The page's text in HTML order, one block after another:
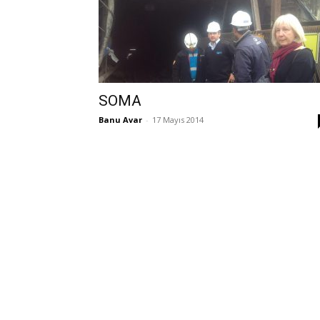
SOMA
Banu Avar - 17 Mayıs 2014